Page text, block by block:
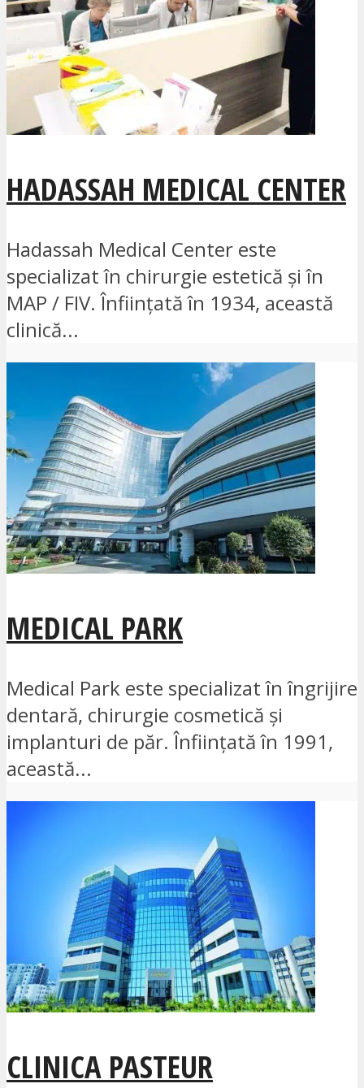
HADASSAH MEDICAL CENTER
Hadassah Medical Center este
specializat în chirurgie estetică și în
MAP / FIV. Înființată în 1934, această
clinică...
MEDICAL PARK
Medical Park este specializat în îngrijire
dentară, chirurgie cosmetică și
implanturi de păr. Înființată în 1991,
această...
CLINICA PASTEUR